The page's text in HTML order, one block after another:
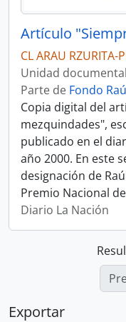
CL ARAU RZURITA-
Unidad
Parte de Fondo
Copia digital del
mezquindades",
publicado en el
año 2000. En este
designación de
Premio Nacional de
Diario La Nación
Exportar